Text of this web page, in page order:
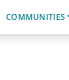
COMMUNITIES